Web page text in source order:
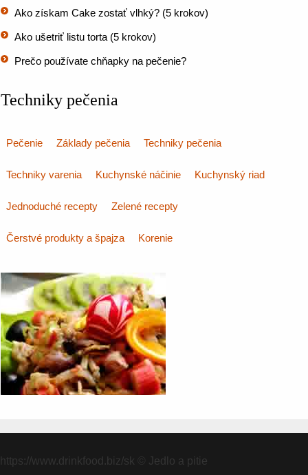
Ako získam Cake zostať vlhký? (5 krokov)
Ako ušetriť listu torta (5 krokov)
Prečo používate chňapky na pečenie?
Techniky pečenia
Pečenie Základy pečenia Techniky pečenia
Techniky varenia Kuchynské náčinie Kuchynský riad
Jednoduché recepty Zelené recepty
Čerstvé produkty a špajza Korenie
https://www.drinkfood.biz/sk © Jedlo a pitie